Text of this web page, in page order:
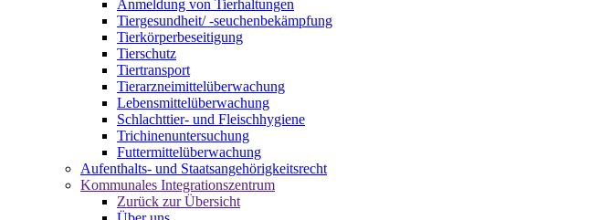
Anmeldung von Tierhaltungen
Tiergesundheit/ -seuchenbekämpfung
Tierkörperbeseitigung
Tierschutz
Tiertransport
Tierarzneimittelüberwachung
Lebensmittelüberwachung
Schlachttier- und Fleischhygiene
Trichinenuntersuchung
Futtermittelüberwachung
Aufenthalts- und Staatsangehörigkeitsrecht
Kommunales Integrationszentrum
Zurück zur Übersicht